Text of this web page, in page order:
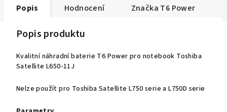
Popis Hodnocení Značka T6 Power
Popis produktu
Kvalitní náhradní baterie T6 Power pro notebook Toshiba
Satellite L650-11J
Nelze použít pro Toshiba Satellite L750 serie a L750D serie